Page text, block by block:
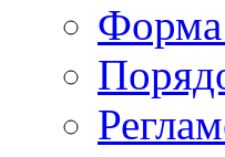
Форма